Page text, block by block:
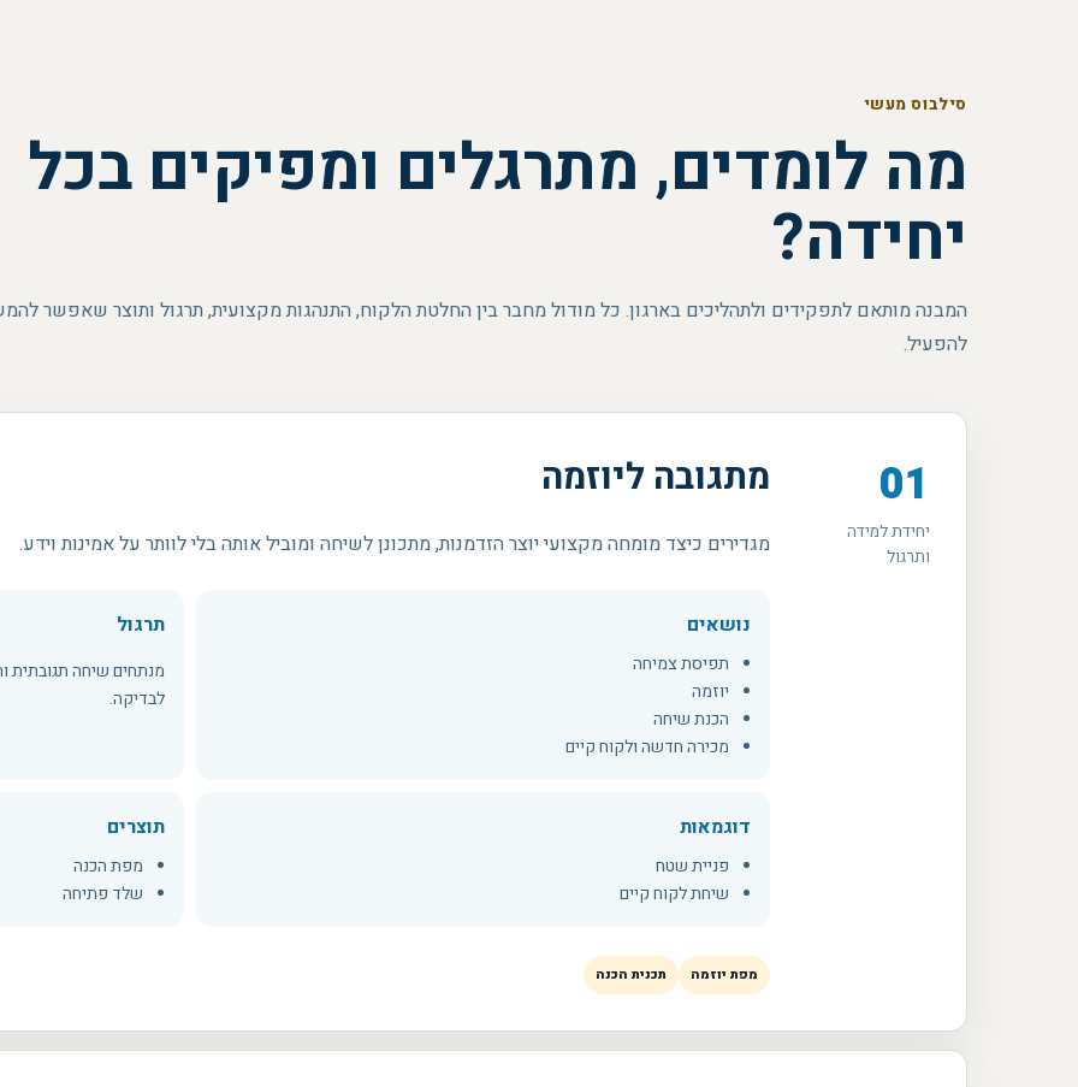
סילבוס מעשי
מה לומדים, מתרגלים ומפיקים בכל
יחידה?
המבנה מותאם לתפקידים ולתהליכים בארגון. כל מודול מחבר בין החלטת הלקוח, התנהגות מקצועית, תרגול ותוצר שאפשר
להפעיל.
01
יחידת למידה
ותרגול
מתגובה ליוזמה
מגדירים כיצד מומחה מקצועי יוצר הזדמנות, מתכונן לשיחה ומוביל אותה בלי לוותר על אמינות וידע.
נושאים
תפיסת צמיחה
יוזמה
הכנת שיחה
מכירה חדשה ולקוח קיים
תרגול
מנתחים שיחה תגובתית
לבדיקה.
דוגמאות
פניית שטח
שיחת לקוח קיים
תוצרים
מפת הכנה
שלד פתיחה
מפת יוזמה תכנית הכנה